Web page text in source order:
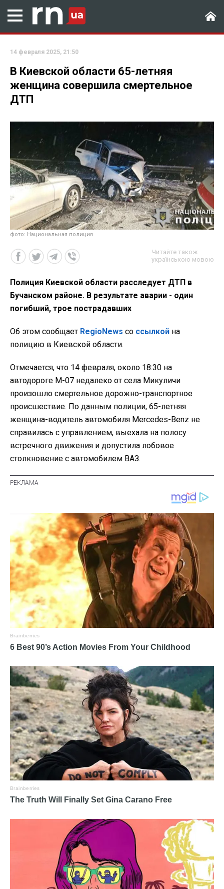
14 февраля 2025, 21:50
В Киевской области 65-летняя
женщина совершила смертельное
ДТП
фото: Национальная полиция
Читайте також
українською мовою
Полиция Киевской области расследует ДТП в
Бучанском районе. В результате аварии - один
погибший, трое пострадавших
Об этом сообщает RegioNews со ссылкой на
полицию в Киевской области.
Отмечается, что 14 февраля, около 18:30 на
автодороге М-07 недалеко от села Микуличи
произошло смертельное дорожно-транспортное
происшествие. По данным полиции, 65-летняя
женщина-водитель автомобиля Mercedes-Benz не
справилась с управлением, выехала на полосу
встречного движения и допустила лобовое
столкновение с автомобилем ВАЗ.